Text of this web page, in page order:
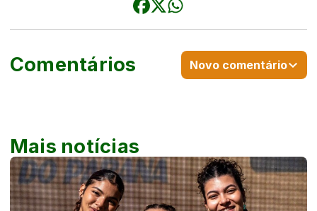
Comentários Novo comentário
Mais notícias